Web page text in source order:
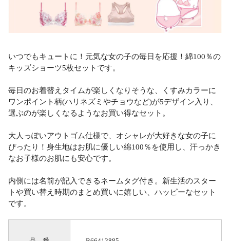
いつでもキュートに！元気な女の子の毎日を応援！綿100％の
キッズショーツ5枚セットです。
毎日のお着替えタイムが楽しくなりそうな、くすみカラーに
ワンポイント柄(ハリネズミやチョウなど)が5デザイン入り、
選ぶのが楽しくなるようなお買い得なセット。
大人っぽいアウトゴム仕様で、オシャレが大好きな女の子に
ぴったり！身生地はお肌に優しい綿100％を使用し、汗っかき
なお子様のお肌にも安心です。
内側には名前が記入できるネームタグ付き。新生活のスター
トや買い替え時期のまとめ買いに嬉しい、ハッピーなセット
です。